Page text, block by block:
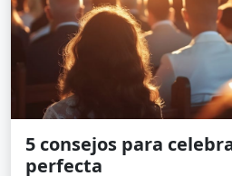
5 consejos para
perfecta